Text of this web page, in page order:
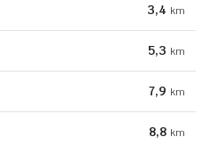
3,4 km
5,3 km
7,9 km
8,8 km